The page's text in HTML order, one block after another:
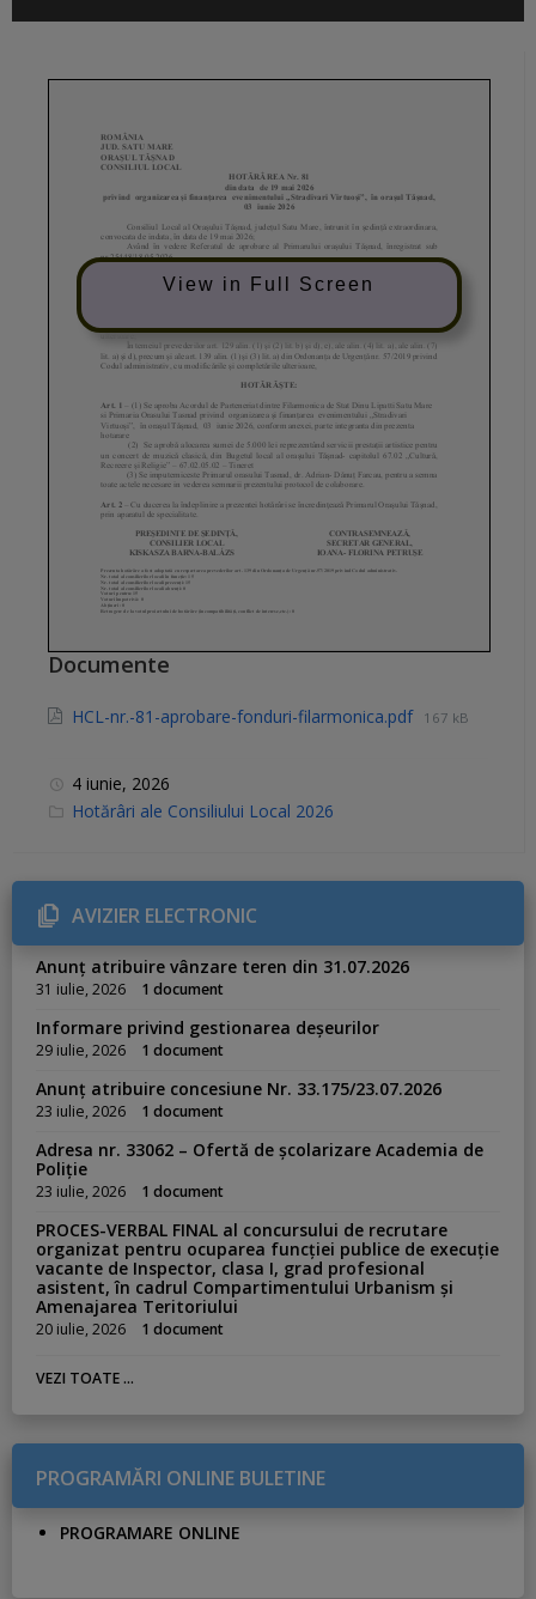
View in Full Screen
Documente
HCL-nr.-81-aprobare-fonduri-filarmonica.pdf 167 kB
4 iunie, 2026
C
r
i
e
s
Hotărâri ale Consiliului Local 2026
AVIZIER ELECTRONIC
Anunț atribuire vânzare teren din 31.07.2026
31 iulie, 2026 1 document
Informare privind gestionarea deșeurilor
29 iulie, 2026 1 document
Anunț atribuire concesiune Nr. 33.175/23.07.2026
23 iulie, 2026 1 document
Adresa nr. 33062 – Ofertă de școlarizare Academia de
Poliție
23 iulie, 2026 1 document
PROCES-VERBAL FINAL al concursului de recrutare
organizat pentru ocuparea funcției publice de execuție
vacante de Inspector, clasa I, grad profesional
asistent, în cadrul Compartimentului Urbanism și
Amenajarea Teritoriului
20 iulie, 2026 1 document
VEZI TOATE ...
PROGRAMĂRI ONLINE BULETINE
PROGRAMARE ONLINE